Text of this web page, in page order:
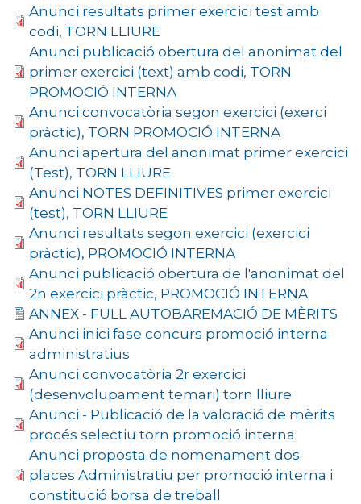
Anunci resultats primer exercici test amb
codi, TORN LLIURE
Anunci publicació obertura del anonimat del
primer exercici (text) amb codi, TORN
PROMOCIÓ INTERNA
Anunci convocatòria segon exercici (exerci
pràctic), TORN PROMOCIÓ INTERNA
Anunci apertura del anonimat primer exercici
(Test), TORN LLIURE
Anunci NOTES DEFINITIVES primer exercici
(test), TORN LLIURE
Anunci resultats segon exercici (exercici
pràctic), PROMOCIÓ INTERNA
Anunci publicació obertura de l'anonimat del
2n exercici pràctic, PROMOCIÓ INTERNA
ANNEX - FULL AUTOBAREMACIÓ DE MÈRITS
Anunci inici fase concurs promoció interna
administratius
Anunci convocatòria 2r exercici
(desenvolupament temari) torn lliure
Anunci - Publicació de la valoració de mèrits
procés selectiu torn promoció interna
Anunci proposta de nomenament dos
places Administratiu per promoció interna i
constitució borsa de treball